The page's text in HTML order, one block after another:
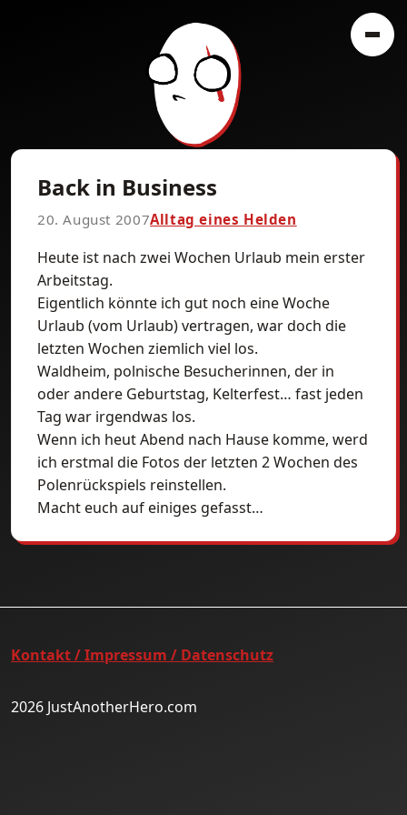
Back in Business
20. August 2007Alltag eines Helden
Heute ist nach zwei Wochen Urlaub mein erster
Arbeitstag.
Eigentlich könnte ich gut noch eine Woche
Urlaub (vom Urlaub) vertragen, war doch die
letzten Wochen ziemlich viel los.
Waldheim, polnische Besucherinnen, der in
oder andere Geburtstag, Kelterfest… fast jeden
Tag war irgendwas los.
Wenn ich heut Abend nach Hause komme, werd
ich erstmal die Fotos der letzten 2 Wochen des
Polenrückspiels reinstellen.
Macht euch auf einiges gefasst…
Kontakt / Impressum / Datenschutz
2026 JustAnotherHero.com